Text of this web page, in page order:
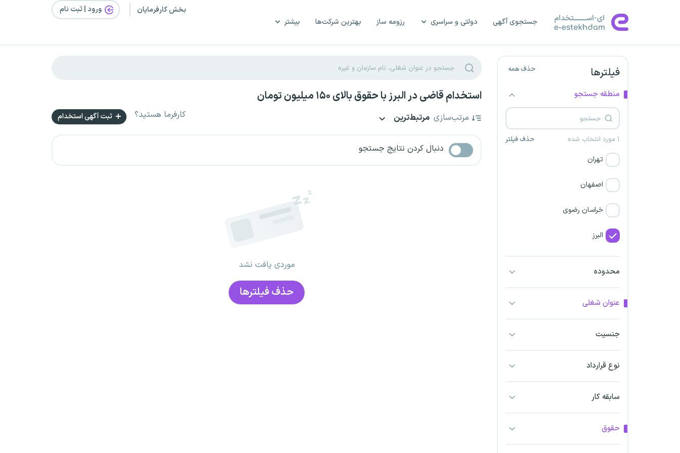
جستجوی آگهی دولتی و سراسری رزومه ساز بهترین شرکت‌ها بیشتر
بخش کارفرمایان ورود | ثبت‌ نام
فیلترها حذف همه
منطقه جستجو
۱ مورد انتخاب شده حذف فیلتر
تهران
اصفهان
خراسان رضوی
البرز
اراک
اردبیل
محدوده
عنوان شغلی
جنسیت
نوع قرارداد
سابقه کار
حقوق
استخدام قاضی در البرز با حقوق بالای ۱۵۰ میلیون تومان
مرتب‌سازی مرتبط‌ترین کارفرما هستید؟ ثبت آگهی استخدام
دنبال کردن نتایج جستجو
موردی یافت نشد
حذف فیلتر‌ها